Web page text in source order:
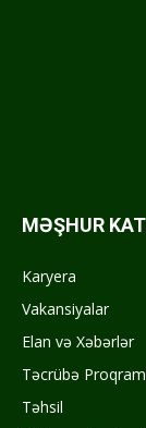
MƏŞHUR
Karyera
Vakansiyalar
Elan və Xəbərlər
Təcrübə
Təhsil